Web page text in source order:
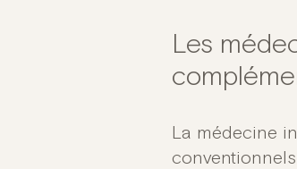
Les
La médecine